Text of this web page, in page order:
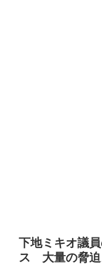
下地ミキオ議
ス 大量の脅迫